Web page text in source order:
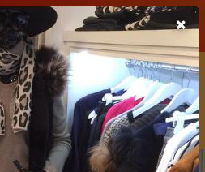
LaCarte sur
Play Store
LaCarte
l'app LaCarte pour suivre vos
et ne rien rater !
Plus tard